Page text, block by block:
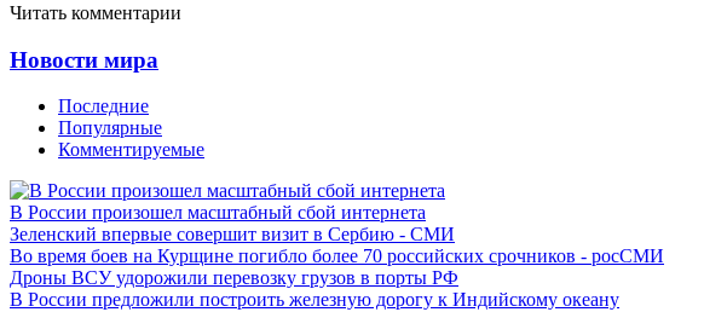
Читать комментарии
Новости мира
Последние
Популярные
Комментируемые
В России произошел масштабный сбой интернета
Зеленский впервые совершит визит в Сербию - СМИ
Во время боев на Курщине погибло более 70 российских срочников - росСМИ
Дроны ВСУ удорожили перевозку грузов в порты РФ
В России предложили построить железную дорогу к Индийскому океану